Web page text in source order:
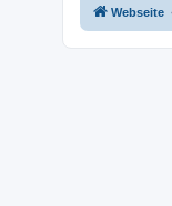
Webseite